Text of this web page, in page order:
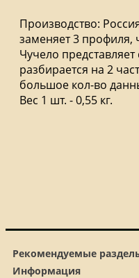
Производство:
заменяет 3 профиля,
Чучело
разбирается на 2
большое кол-во
Вес 1 шт. - 0,55 кг.
Рекомендуемые
Информация